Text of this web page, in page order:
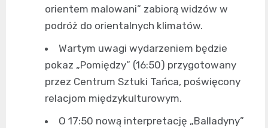
orientem malowani” zabiorą widzów w
podróż do orientalnych klimatów.
Wartym uwagi wydarzeniem będzie
pokaz „Pomiędzy” (16:50) przygotowany
przez Centrum Sztuki Tańca, poświęcony
relacjom międzykulturowym.
O 17:50 nową interpretację „Balladyny”